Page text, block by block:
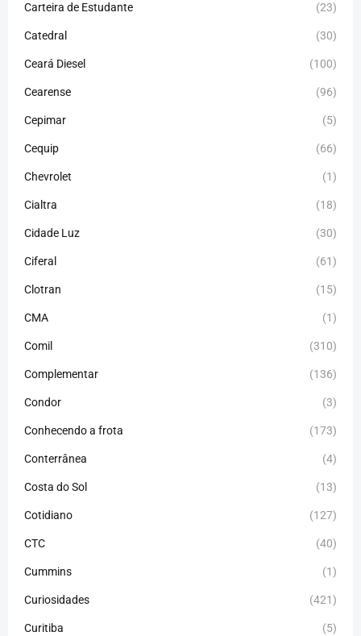
Carteira de Estudante (23)
Catedral (30)
Ceará Diesel (100)
Cearense (96)
Cepimar (5)
Cequip (66)
Chevrolet (1)
Cialtra (18)
Cidade Luz (30)
Ciferal (61)
Clotran (15)
CMA (1)
Comil (310)
Complementar (136)
Condor (3)
Conhecendo a frota (173)
Conterrânea (4)
Costa do Sol (13)
Cotidiano (127)
CTC (40)
Cummins (1)
Curiosidades (421)
Curitiba (5)